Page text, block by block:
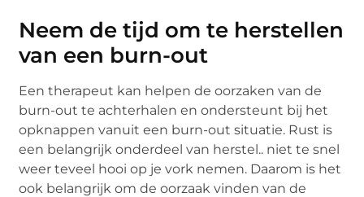
Neem de tijd om te herstellen
van een burn-out
Een therapeut kan helpen de oorzaken van de
burn-out te achterhalen en ondersteunt bij het
opknappen vanuit een burn-out situatie. Rust is
een belangrijk onderdeel van herstel.. niet te snel
weer teveel hooi op je vork nemen. Daarom is het
ook belangrijk om de oorzaak vinden van de